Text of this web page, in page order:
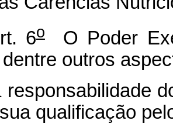
6oO Poder
outros
do
qualificação